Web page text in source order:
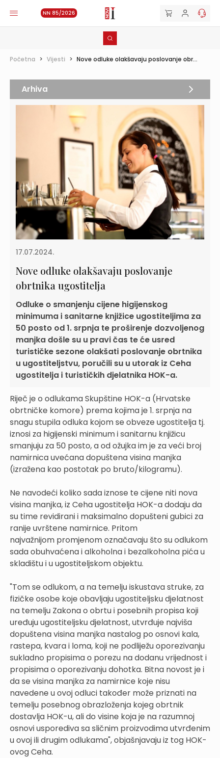
NN 85/2026
Početna > Vijesti > Nove odluke olakšavaju poslovanje obr...
17.07.2024.
Nove odluke olakšavaju poslovanje
obrtnika ugostitelja
Odluke o smanjenju cijene higijenskog
minimuma i sanitarne knjižice ugostiteljima za
50 posto od 1. srpnja te proširenje dozvoljenog
manjka došle su u pravi čas te će usred
turističke sezone olakšati poslovanje obrtnika
u ugostiteljstvu, poručili su u utorak iz Ceha
ugostitelja i turističkih djelatnika HOK-a.
Riječ je o odlukama Skupštine HOK-a (Hrvatske
obrtničke komore) prema kojima je 1. srpnja na
snagu stupila odluka kojom se obveze ugostitelja tj.
iznosi za higijenski minimum i sanitarnu knjižicu
smanjuju za 50 posto, a od ožujka im je za veći broj
namirnica uvećana dopuštena visina manjka
(izražena kao postotak po bruto/kilogramu).
Ne navodeći koliko sada iznose te cijene niti nova
visina manjka, iz Ceha ugostitelja HOK-a dodaju da
su time revidirani i maksimalno dopušteni gubici za
ranije uvrštene namirnice. Pritom
najvažnijom promjenom označavaju što su odlukom
sada obuhvaćena i alkoholna i bezalkoholna pića u
skladištu i u ugostiteljskom objektu.
"Tom se odlukom, a na temelju iskustava struke, za
fizičke osobe koje obavljaju ugostiteljsku djelatnost
na temelju Zakona o obrtu i posebnih propisa koji
uređuju ugostiteljsku djelatnost, utvrđuje najviša
dopuštena visina manjka nastalog po osnovi kala,
rastepa, kvara i loma, koji ne podliježu oporezivanju
sukladno propisima o porezu na dodanu vrijednost i
propisima o oporezivanju dohotka. Bitna novost je i
da se visina manjka za namirnice koje nisu
navedene u ovoj odluci također može priznati na
temelju posebnog obrazloženja kojeg obrtnik
dostavlja HOK-u, ali do visine koja je na razumnoj
osnovi usporediva sa sličnim proizvodima utvrđenim
u ovoj ili drugim odlukama", objašnjavaju iz tog HOK-
ovog Ceha.
Arhiva